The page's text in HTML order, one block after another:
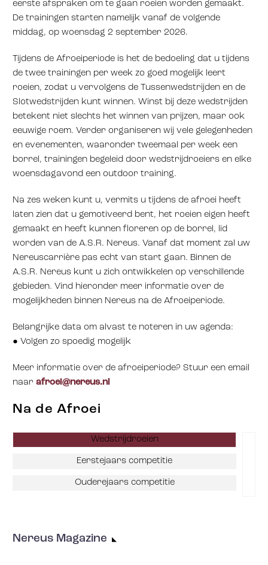
eerste afspraken om te gaan roeien worden gemaakt.
De trainingen starten namelijk vanaf de volgende
middag, op woensdag 2 september 2026.
Tijdens de Afroeiperiode is het de bedoeling dat u tijdens
de twee trainingen per week zo goed mogelijk leert
roeien, zodat u vervolgens de Tussenwedstrijden en de
Slotwedstrijden kunt winnen. Winst bij deze wedstrijden
betekent niet slechts het winnen van prijzen, maar ook
eeuwige roem. Verder organiseren wij vele gelegenheden
en evenementen, waaronder tweemaal per week een
borrel, trainingen begeleid door wedstrijdroeiers en elke
woensdagavond een outdoor training.
Na zes weken kunt u, vermits u tijdens de afroei heeft
laten zien dat u gemotiveerd bent, het roeien eigen heeft
gemaakt en heeft kunnen floreren op de borrel, lid
worden van de A.S.R. Nereus. Vanaf dat moment zal uw
Nereuscarrière pas echt van start gaan. Binnen de
A.S.R. Nereus kunt u zich ontwikkelen op verschillende
gebieden. Vind hieronder meer informatie over de
mogelijkheden binnen Nereus na de Afroeiperiode.
Belangrijke data om alvast te noteren in uw agenda:
● Volgen zo spoedig mogelijk
Meer informatie over de afroeiperiode? Stuur een email
naar afroei@nereus.nl
Na de Afroei
Wedstrijdroeien
Eerstejaars competitie
Ouderejaars competitie
Nereus Magazine